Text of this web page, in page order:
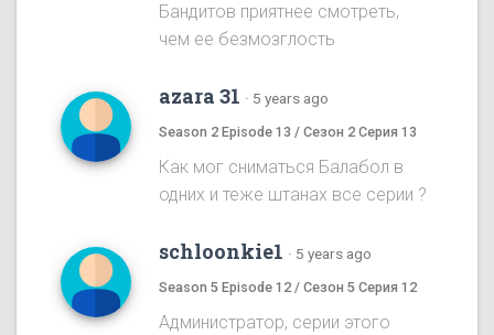
Бандитов приятнее смотреть,
чем ее безмозглость
azara 31 · 5 years ago
Season 2 Episode 13 / Сезон 2 Серия 13
Как мог сниматься Балабол в
одних и теже штанах все серии ?
schloonkie1 · 5 years ago
Season 5 Episode 12 / Сезон 5 Серия 12
Администратор, серии этого